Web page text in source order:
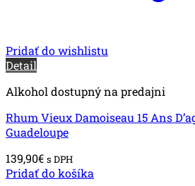
Pridať do wishlistu
Detail
Alkohol dostupný na predajni
Rhum Vieux Damoiseau 15 Ans
Guadeloupe
139,90€ s DPH
Pridať do košíka